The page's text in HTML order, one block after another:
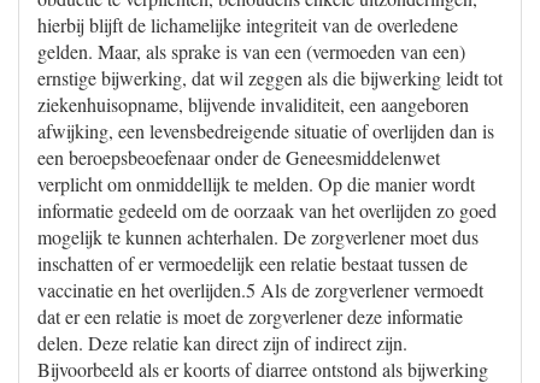
hierbij blijft de lichamelijke integriteit van de overledene
gelden. Maar, als sprake is van een (vermoeden van een)
ernstige bijwerking, dat wil zeggen als die bijwerking leidt tot
ziekenhuisopname, blijvende invaliditeit, een aangeboren
afwijking, een levensbedreigende situatie of overlijden dan is
een beroepsbeoefenaar onder de Geneesmiddelenwet
verplicht om onmiddellijk te melden. Op die manier wordt
informatie gedeeld om de oorzaak van het overlijden zo goed
mogelijk te kunnen achterhalen. De zorgverlener moet dus
inschatten of er vermoedelijk een relatie bestaat tussen de
vaccinatie en het overlijden.5 Als de zorgverlener vermoedt
dat er een relatie is moet de zorgverlener deze informatie
delen. Deze relatie kan direct zijn of indirect zijn.
Bijvoorbeeld als er koorts of diarree ontstond als bijwerking